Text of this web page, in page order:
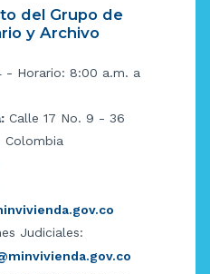
del Grupo de
y Archivo
- Horario: 8:00 a.m. a
Calle 17 No. 9 - 36
Colombia
Judiciales: